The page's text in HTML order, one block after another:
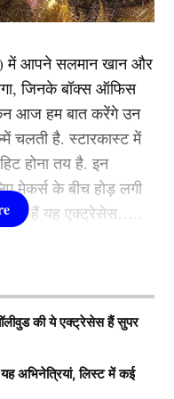
हिस्सा है, जिसे मैंने चुना
थीं, तभी पापाराज़ी ने
महिला डिजर्व नहीं
एक्शन, टीम इंडिया पर
जाएंगे
(Hardik Pandya) ने
बना दिया गया। यह
सम्मान का है। हर महिला
सीमाओं में रहने का
में आपने सलमान खान और
जिनके बॉक्स ऑफिस
आज हम बात करेंगे उन
चलती है. स्टारकास्ट में
होना तय है. इन
मेकर्स के बीच होड़ लगी
कौन हैं यह एक्ट्रेसेस…..
की ये एक्ट्रेसेस हैं सुपर
अभिनेत्रियां, लिस्ट में कई